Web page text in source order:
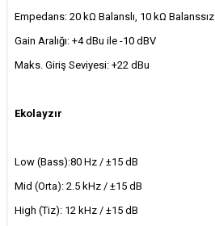
Empedans: 20 kΩ Balanslı, 10 kΩ Balanssız
Gain Aralığı: +4 dBu ile -10 dBV
Maks. Giriş Seviyesi: +22 dBu
Ekolayzır
Low (Bass):80 Hz / ±15 dB
Mid (Orta): 2.5 kHz / ±15 dB
High (Tiz): 12 kHz / ±15 dB